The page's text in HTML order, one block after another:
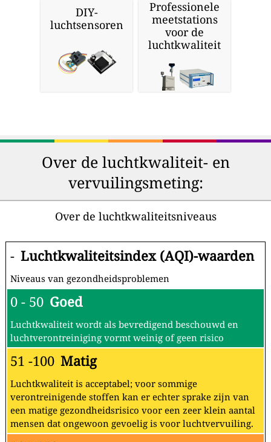
DIY-
luchtsensoren
Professionele
meetstations
voor de
luchtkwaliteit
Over de luchtkwaliteit- en
vervuilingsmeting:
Over de luchtkwaliteitsniveaus
- Luchtkwaliteitsindex (AQI)-waarden
Niveaus van gezondheidsproblemen
0 - 50 Goed
Luchtkwaliteit wordt als bevredigend beschouwd en
luchtverontreiniging vormt weinig of geen risico
51 -100 Matig
Luchtkwaliteit is acceptabel; voor sommige
verontreinigende stoffen kan er echter sprake zijn van
een matige gezondheidsrisico voor een zeer klein aantal
mensen dat ongewoon gevoelig is voor luchtvervuiling.